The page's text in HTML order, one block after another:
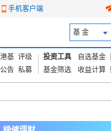
手机客户端
基 金
港基 评级
公告 私募
投资工具 自选基金
基金筛选
收益计算